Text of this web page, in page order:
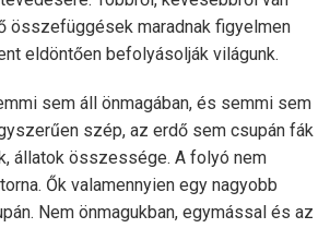
összefüggések maradnak figyelmen
eldöntően befolyásolják világunk.
sem áll önmagában, és semmi sem
szép, az erdő sem csupán fák
állatok összessége. A folyó nem
Ők valamennyien egy nagyobb
Nem önmagukban, egymással és az